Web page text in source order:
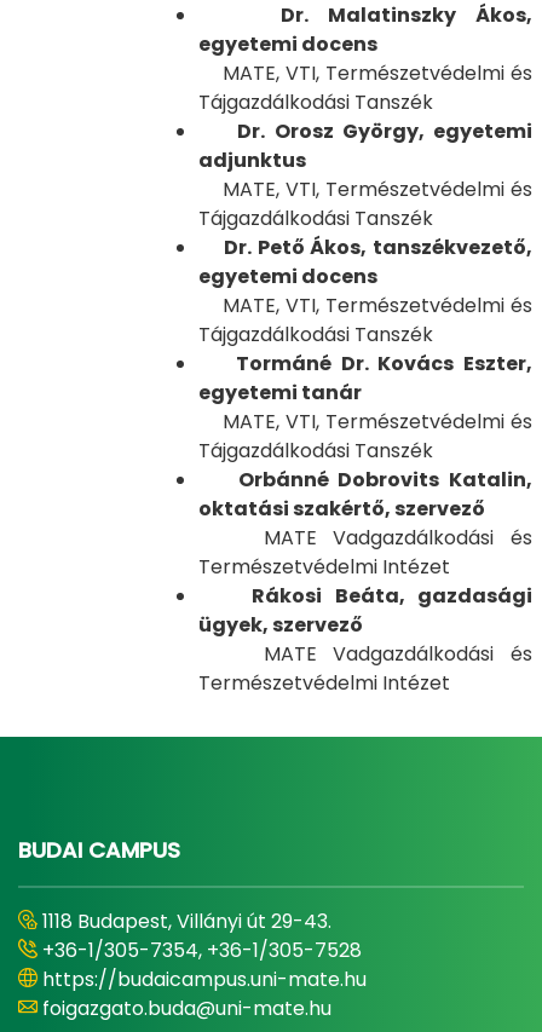
Dr. Malatinszky Ákos,
egyetemi docens
MATE, VTI, Természetvédelmi és
Tájgazdálkodási Tanszék
Dr. Orosz György, egyetemi
adjunktus
MATE, VTI, Természetvédelmi és
Tájgazdálkodási Tanszék
Dr. Pető Ákos, tanszékvezető,
egyetemi docens
MATE, VTI, Természetvédelmi és
Tájgazdálkodási Tanszék
Tormáné Dr. Kovács Eszter,
egyetemi tanár
MATE, VTI, Természetvédelmi és
Tájgazdálkodási Tanszék
Orbánné Dobrovits Katalin,
oktatási szakértő, szervező
MATE Vadgazdálkodási és
Természetvédelmi Intézet
Rákosi Beáta, gazdasági
ügyek, szervező
MATE Vadgazdálkodási és
Természetvédelmi Intézet
BUDAI CAMPUS
1118 Budapest, Villányi út 29-43.
+36-1/305-7354, +36-1/305-7528
https://budaicampus.uni-mate.hu
foigazgato.buda@uni-mate.hu